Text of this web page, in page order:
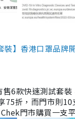
裝】香港口罩品
售6款快速測試套
75折，而門市則
門市購買一支